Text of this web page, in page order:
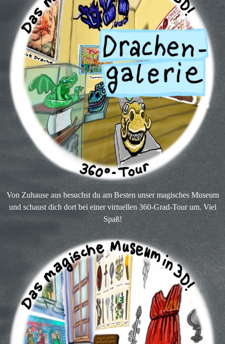
Von Zuhause aus besuchst du am Besten unser magisches Museum
und schaust dich dort bei einer virtuellen 360-Grad-Tour um. Viel
Spaß!